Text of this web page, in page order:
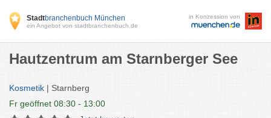
Stadtbranchenbuch München
ein Angebot von stadtbranchenbuch.de
in Konzession von
Hautzentrum am Starnberger See
Kosmetik | Starnberg
Fr geöffnet 08:30 - 13:00